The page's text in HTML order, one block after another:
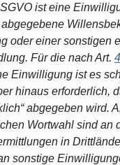
ist eine
oder einer sonstigen
Für die nach Art.
Einwilligung ist es
hinaus erforderlich,
abgegeben wird.
Wortwahl sind an
in
sonstige